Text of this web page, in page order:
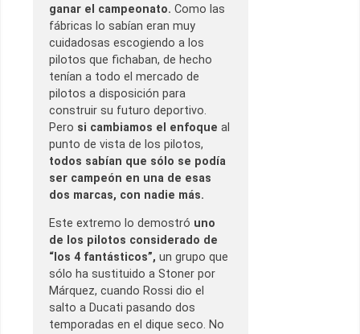
ganar el campeonato. Como las
fábricas lo sabían eran muy
cuidadosas escogiendo a los
pilotos que fichaban, de hecho
tenían a todo el mercado de
pilotos a disposición para
construir su futuro deportivo.
Pero si cambiamos el enfoque al
punto de vista de los pilotos,
todos sabían que sólo se podía
ser campeón en una de esas
dos marcas, con nadie más.
Este extremo lo demostró uno
de los pilotos considerado de
“los 4 fantásticos”, un grupo que
sólo ha sustituido a Stoner por
Márquez, cuando Rossi dio el
salto a Ducati pasando dos
temporadas en el dique seco. No